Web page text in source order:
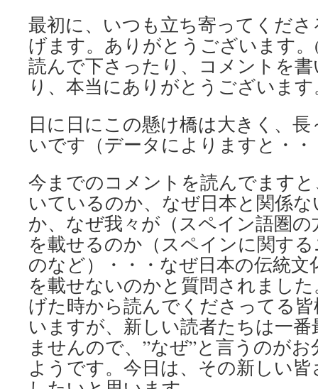
最初に、いつも立ち寄ってくだ
げます。ありがとうございます
読んで下さったり、コメントを
り、本当にありがとうございま
日に日にこの懸け橋は大きく、
いです（データによりますと・・
今までのコメントを読んでます
いているのか、なぜ日本と関係
か、なぜ我々が（スペイン語圏
を載せるのか（スペインに関す
のなど）・・・なぜ日本の伝統
を載せないのかと質問されまし
げた時から読んでくださってる
いますが、新しい読者たちは一
ませんので、”なぜ”と言うのが
ようです。今日は、その新しい